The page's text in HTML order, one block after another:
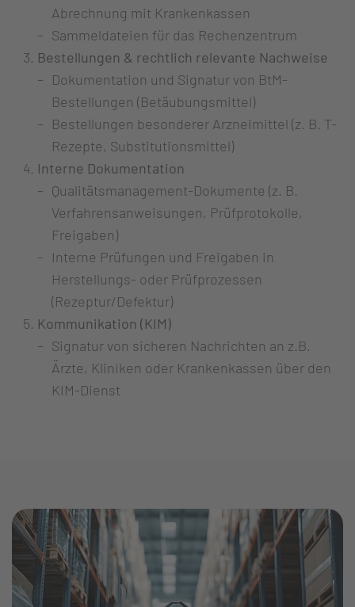
Abrechnung mit Krankenkassen
Sammeldateien für das Rechenzentrum
Bestellungen & rechtlich relevante Nachweise
Dokumentation und Signatur von BtM-
Bestellungen (Betäubungsmittel)
Bestellungen besonderer Arzneimittel (z. B. T-
Rezepte, Substitutionsmittel)
Interne Dokumentation
Qualitätsmanagement-Dokumente (z. B.
Verfahrensanweisungen, Prüfprotokolle,
Freigaben)
Interne Prüfungen und Freigaben in
Herstellungs- oder Prüfprozessen
(Rezeptur/Defektur)
Kommunikation (KIM)
Signatur von sicheren Nachrichten an z.B.
Ärzte, Kliniken oder Krankenkassen über den
KIM-Dienst